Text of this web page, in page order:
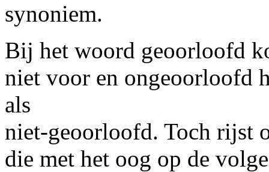
synoniem.
Bij het woord geoorloofd
niet voor en ongeoorloofd
als
niet-geoorloofd. Toch rijst
die met het oog op de